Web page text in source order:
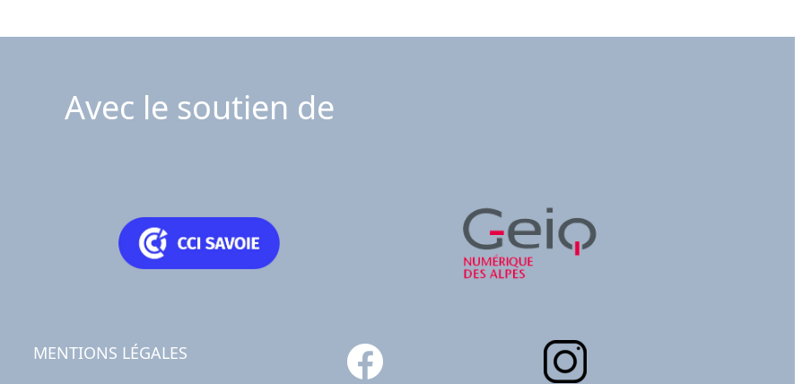
Avec le soutien de
MENTIONS LÉGALES